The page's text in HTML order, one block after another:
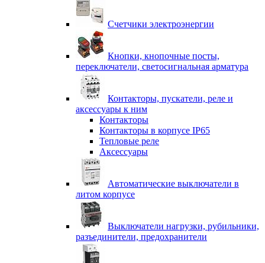
Счетчики электроэнергии
Кнопки, кнопочные посты,
переключатели, светосигнальная арматура
Контакторы, пускатели, реле и
аксессуары к ним
Контакторы
Контакторы в корпусе IP65
Тепловые реле
Аксессуары
Автоматические выключатели в
литом корпусе
Выключатели нагрузки, рубильники,
разъединители, предохранители